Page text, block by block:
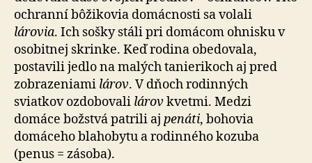
ochranní bôžikovia domácnosti sa volali
lárovia. Ich sošky stáli pri domácom ohnisku v
osobitnej skrinke. Keď rodina obedovala,
postavili jedlo na malých tanierikoch aj pred
zobrazeniami lárov. V dňoch rodinných
sviatkov ozdobovali lárov kvetmi. Medzi
domáce božstvá patrili aj penáti, bohovia
domáceho blahobytu a rodinného kozuba
(penus = zásoba).